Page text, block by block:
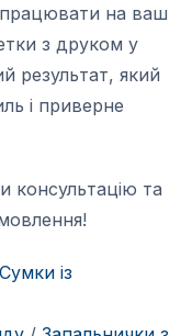
працювати на ваш
з друком у
результат, який
і приверне
консультацію та
Сумки із